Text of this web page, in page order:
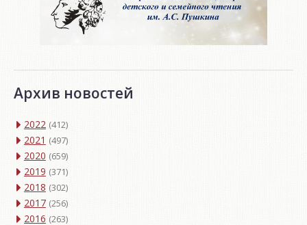
Архив новостей
2022 (412)
2021 (497)
2020 (659)
2019 (371)
2018 (302)
2017 (256)
2016 (263)